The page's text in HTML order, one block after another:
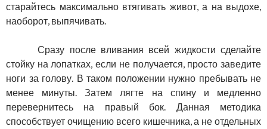
старайтесь максимально втягивать живот, а на выдохе,
наоборот, выпячивать.
Сразу после вливания всей жидкости сделайте
стойку на лопатках, если не получается, просто заведите
ноги за голову. В таком положении нужно пребывать не
менее минуты. Затем лягте на спину и медленно
перевернитесь на правый бок. Данная методика
способствует очищению всего кишечника, а не отдельных